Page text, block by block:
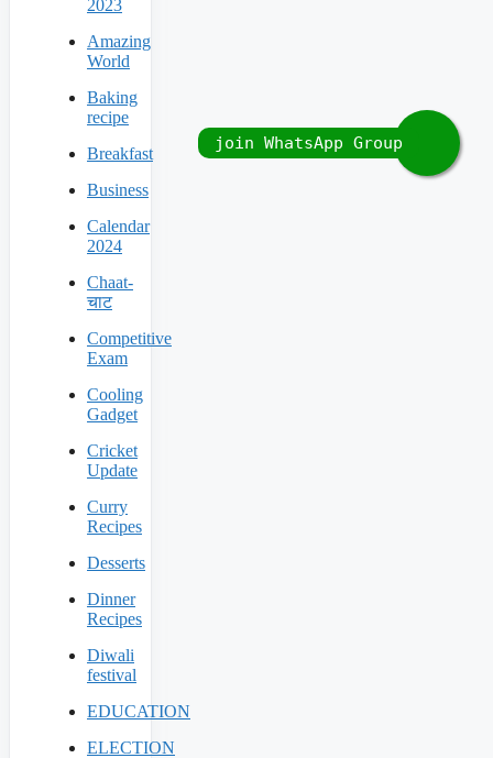
2023
Amazing
World
Baking
recipe
Breakfast
Business
Calendar
2024
Chaat-
चाट
Competitive
Exam
Cooling
Gadget
Cricket
Update
Curry
Recipes
Desserts
Dinner
Recipes
Diwali
festival
EDUCATION
ELECTION